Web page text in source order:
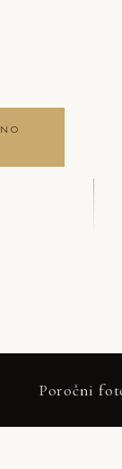
fotograf